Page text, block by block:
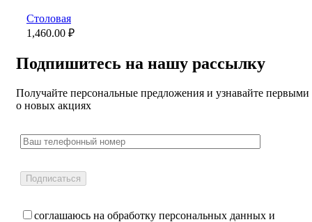
Столовая
1,460.00 ₽
Подпишитесь на нашу рассылку
Получайте персональные предложения и узнавайте первыми
о новых акциях
соглашаюсь на обработку персональных данных и